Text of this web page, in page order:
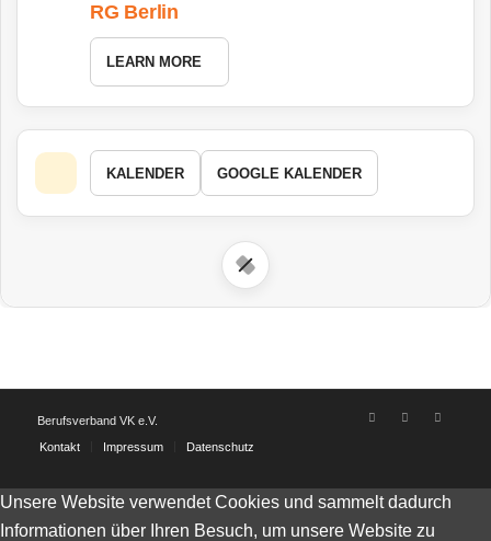
RG Berlin
LEARN MORE
KALENDER GOOGLE KALENDER
Berufsverband VK e.V.
Kontakt
Impressum Datenschutz
Unsere Website verwendet Cookies und sammelt dadurch
Informationen über Ihren Besuch, um unsere Website zu